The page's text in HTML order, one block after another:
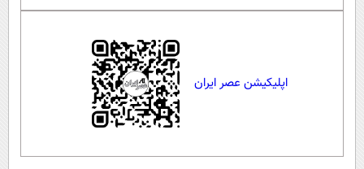
اپلیکیشن عصر ایران